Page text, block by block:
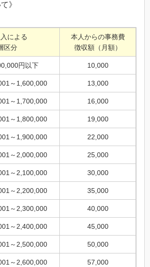
》
による
区分
本人からの事務費
徴収額（月額）
円以下 10,000
～1,600,000 13,000
～1,700,000 16,000
～1,800,000 19,000
～1,900,000 22,000
～2,000,000 25,000
～2,100,000 30,000
～2,200,000 35,000
～2,300,000 40,000
～2,400,000 45,000
～2,500,000 50,000
～2,600,000 57,000